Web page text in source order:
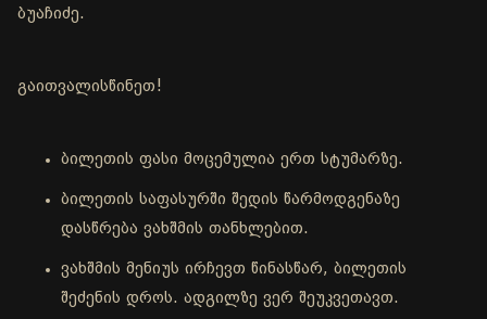
ბუაჩიძე.
გაითვალისწინეთ!
ბილეთის ფასი მოცემულია ერთ სტუმარზე.
ბილეთის საფასურში შედის წარმოდგენაზე
დასწრება ვახშმის თანხლებით.
ვახშმის მენიუს ირჩევთ წინასწარ, ბილეთის
შეძენის დროს. ადგილზე ვერ შეუკვეთავთ.